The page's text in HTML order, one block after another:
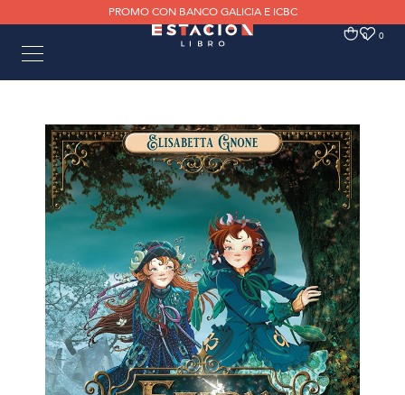
PROMO CON BANCO GALICIA E ICBC
0 0